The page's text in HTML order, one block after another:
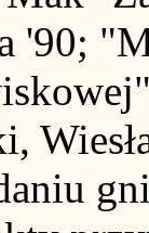
'90;